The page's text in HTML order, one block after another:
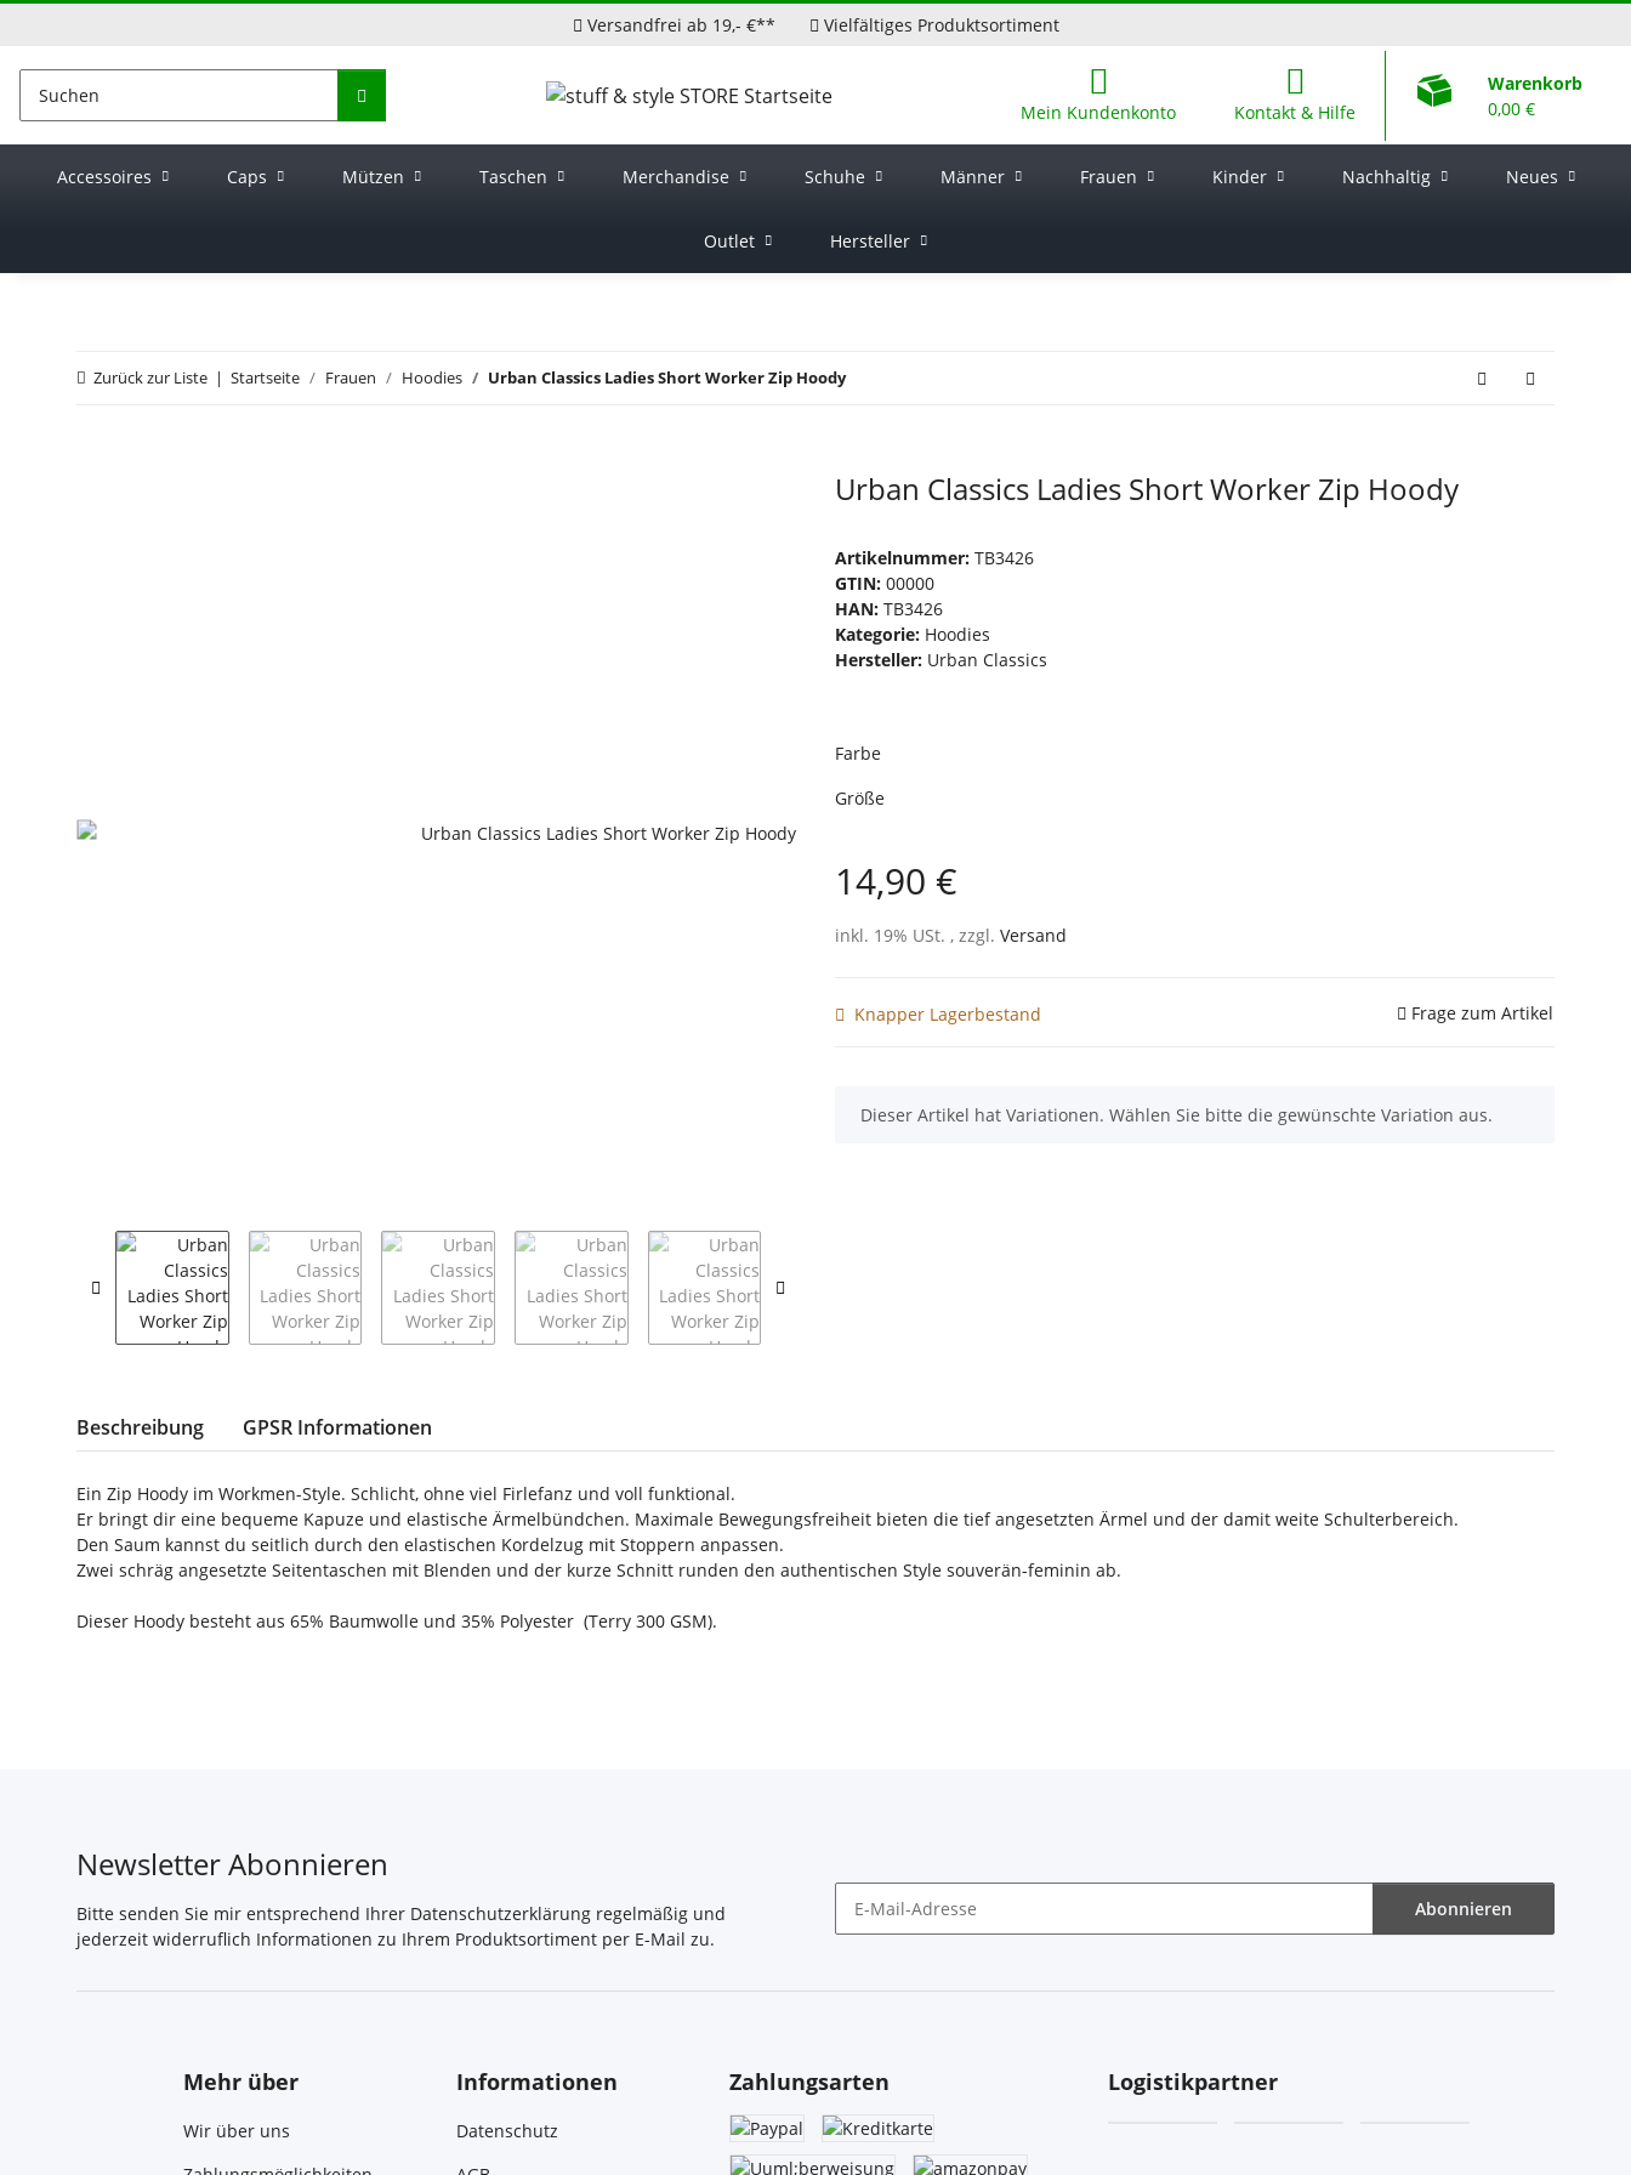
Versandfrei ab 19,- €** Vielfältiges Produktsortiment
Mein Kundenkonto Kontakt & Hilfe
Warenkorb
0,00 €
Accessoires Caps Mützen Taschen Merchandise Schuhe Männer Frauen Kinder Nachhaltig Neues
Outlet Hersteller
Zurück zur Liste Startseite Frauen Hoodies Urban Classics Ladies Short Worker Zip Hoody
Urban Classics Ladies Short Worker Zip Hoody
Artikelnummer: TB3426
GTIN: 00000
HAN: TB3426
Kategorie: Hoodies
Hersteller: Urban Classics
Farbe
Größe
14,90 €
inkl. 19% USt. , zzgl. Versand
Knapper Lagerbestand Frage zum Artikel
x
Dieser Artikel hat Variationen. Wählen Sie bitte die gewünschte Variation aus.
weitere Registerkarten anzeigen
Beschreibung GPSR Informationen
Ein Zip Hoody im Workmen-Style. Schlicht, ohne viel Firlefanz und voll funktional.
Er bringt dir eine bequeme Kapuze und elastische Ärmelbündchen. Maximale Bewegungsfreiheit bieten die tief angesetzten Ärmel und der damit weite Schulterbereich.
Den Saum kannst du seitlich durch den elastischen Kordelzug mit Stoppern anpassen.
Zwei schräg angesetzte Seitentaschen mit Blenden und der kurze Schnitt runden den authentischen Style souverän-feminin ab.
Dieser Hoody besteht aus 65% Baumwolle und 35% Polyester (Terry 300 GSM).
Newsletter Abonnieren
Bitte senden Sie mir entsprechend Ihrer Datenschutzerklärung regelmäßig und
jederzeit widerruflich Informationen zu Ihrem Produktsortiment per E-Mail zu.
Abonnieren
Mehr über
Wir über uns
Informationen
Datenschutz
Zahlungsarten Logistikpartner